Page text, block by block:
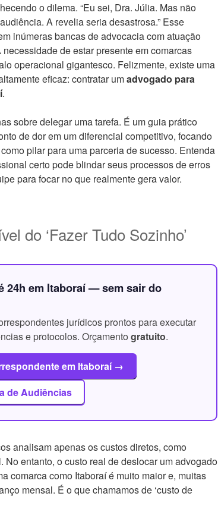
o dilema. “Eu sei, Dra. Júlia. Mas não
A revelia seria desastrosa.” Esse
inúmeras bancas de advocacia com atuação
de estar presente em comarcas
operacional gigantesco. Felizmente, existe uma
eficaz: contratar umadvogado para
.
sobre delegar uma tarefa. É um guia prático
de dor em um diferencial competitivo, focando
como pilar para uma parceria de sucesso. Entenda
certo pode blindar seus processos de erros
para focar no que realmente gera valor.
do ‘Fazer Tudo Sozinho’
24h em Itaboraí — sem sair do
jurídicos prontos para executar
e protocolos. Orçamento gratuito.
em Itaboraí →
de Audiências
analisam apenas os custos diretos, como
No entanto, o custo real de deslocar um advogado
comarca como Itaboraí é muito maior e, muitas
mensal. É o que chamamos de ‘custo de